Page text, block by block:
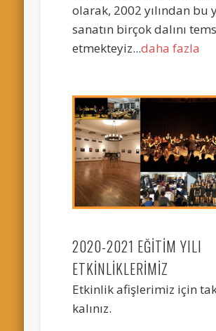
olarak, 2002 yılından bu
sanatın birçok dalını
etmekteyiz...daha fazla
2020-2021 EĞİTİM YILI
ETKİNLİKLERİMİZ
Etkinlik afişlerimiz için
kalınız.